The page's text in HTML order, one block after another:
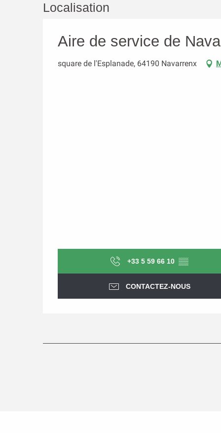
Localisation
Aire de service de
square de l'Esplanade, 64190 Navarrenx
+33 5 59 66 10 ▒▒
CONTACTEZ-NOUS